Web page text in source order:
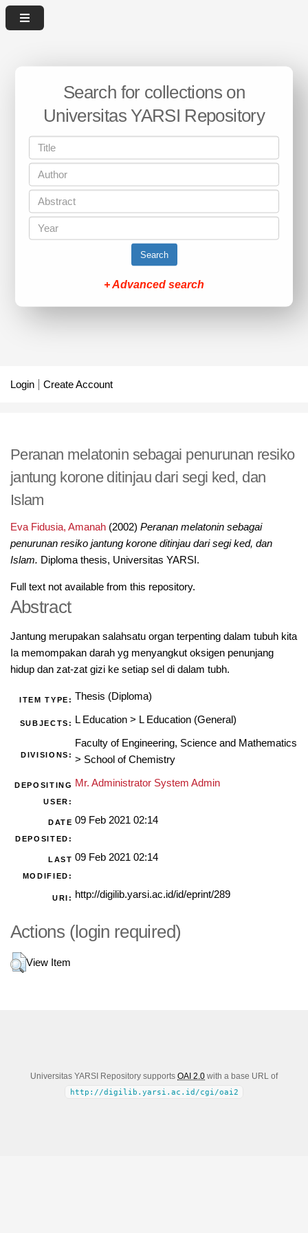
Search for collections on
Universitas YARSI Repository
Search
+ Advanced search
Login Create Account
Peranan melatonin sebagai penurunan resiko
jantung korone ditinjau dari segi ked, dan
Islam
Eva Fidusia, Amanah(2002) Peranan melatonin sebagai
penurunan resiko jantung korone ditinjau dari segi ked, dan
Islam. Diploma thesis, Universitas YARSI.
Full text not available from this repository.
Abstract
Jantung merupakan salahsatu organ terpenting dalam tubuh kita
Ia memompakan darah yg menyangkut oksigen penunjang
hidup dan zat-zat gizi ke setiap sel di dalam tubh.
ITEM TYPE: Thesis (Diploma)
SUBJECTS: L Education> L Education (General)
DIVISIONS:
Faculty of Engineering, Science and Mathematics
> School of Chemistry
DEPOSITING
USER:
Mr. Administrator System Admin
DATE
DEPOSITED:
09 Feb 2021 02:14
LAST
MODIFIED:
09 Feb 2021 02:14
URI: http://digilib.yarsi.ac.id/id/eprint/289
Actions (login required)
View Item
Universitas YARSI Repository supports OAI 2.0 with a base URL of
http://digilib.yarsi.ac.id/cgi/oai2